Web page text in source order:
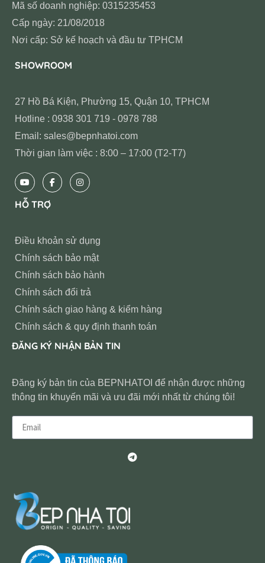
Mã số doanh nghiệp: 0315235453
Cấp ngày: 21/08/2018
Nơi cấp: Sở kế hoạch và đầu tư TPHCM
SHOWROOM
27 Hồ Bá Kiện, Phường 15, Quận 10, TPHCM
Hotline : 0938 301 719 - 0978 788
Email: sales@bepnhatoi.com
Thời gian làm việc : 8:00 – 17:00 (T2-T7)
HỖ TRỢ
Điều khoản sử dụng
Chính sách bảo mật
Chính sách bảo hành
Chính sách đổi trả
Chính sách giao hàng & kiểm hàng
Chính sách & quy định thanh toán
ĐĂNG KÝ NHẬN BẢN TIN
Đăng ký bản tin của BEPNHATOI để nhận được những
thông tin khuyến mãi và ưu đãi mới nhất từ chúng tôi!